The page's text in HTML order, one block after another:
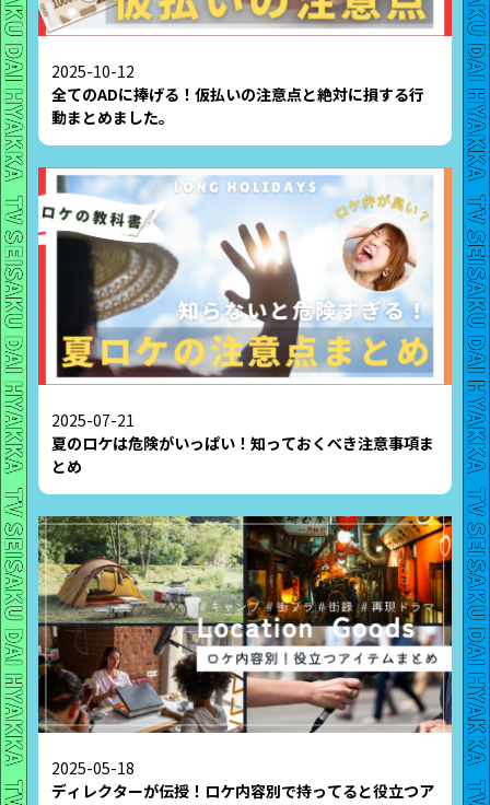
2025-10-12
全てのADに捧げる！仮払いの注意点と絶対に損する行
動まとめました。
2025-07-21
夏のロケは危険がいっぱい！知っておくべき注意事項ま
とめ
2025-05-18
ディレクターが伝授！ロケ内容別で持ってると役立つア